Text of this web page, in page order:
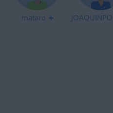
mataro